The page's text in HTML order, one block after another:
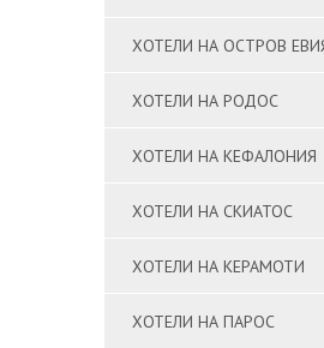
ХОТЕЛИ НА ОСТРОВ
ХОТЕЛИ НА РОДОС
ХОТЕЛИ НА КЕФАЛОНИЯ
ХОТЕЛИ НА СКИАТОС
ХОТЕЛИ НА КЕРАМОТИ
ХОТЕЛИ НА ПАРОС